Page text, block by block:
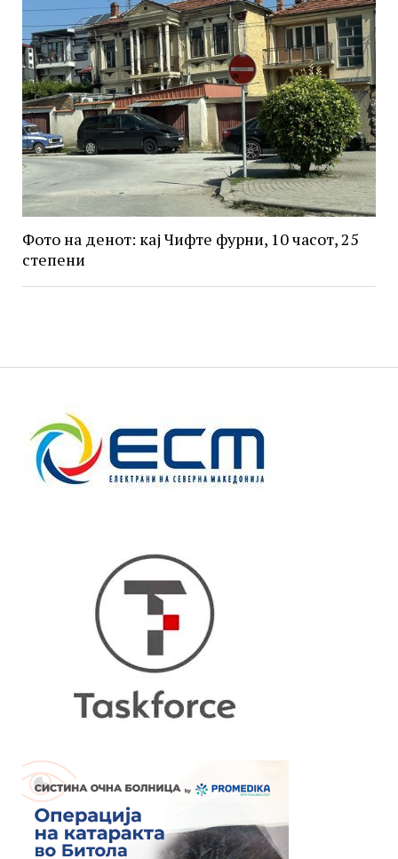
Фото на денот: кај Чифте фурни, 10 часот, 25
степени